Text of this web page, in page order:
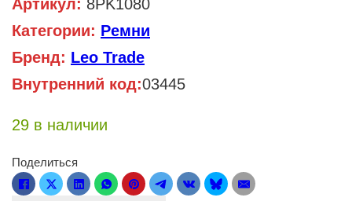
Артикул: 8PK1080
Категории: Ремни
Бренд: Leo Trade
Внутренний код:03445
29 в наличии
Поделиться